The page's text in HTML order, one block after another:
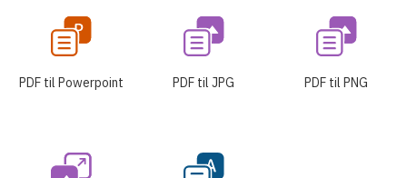
PDF til Powerpoint PDF til JPG PDF til PNG